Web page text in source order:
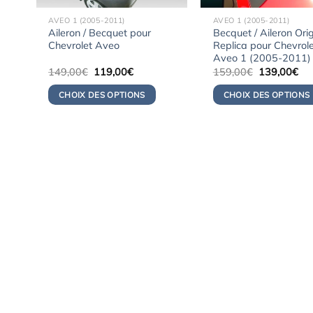
AVEO 1 (2005-2011)
Aileron / Becquet pour
Chevrolet Aveo
149,00€ Le
initial
était :
119,00€Le
actuel
est :
CHOIX DES OPTIONS
AVEO 1 (2005-2011)
Becquet / Aileron
Replica pour
Aveo 1 (2005-2011)
159,00€ Le
initial
était :
139,00€Le
CHOIX DES OPTIONS